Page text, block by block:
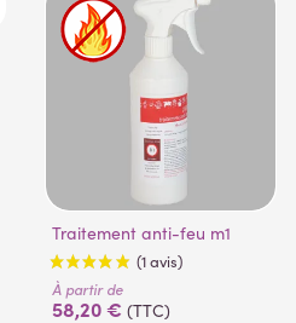
Traitement anti-feu m1
À partir de
58,20 € (TTC)